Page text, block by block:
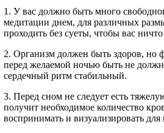
1. У вас должно быть много
медитации днем, для различных
проходить без суеты, чтобы вас
2. Организм должен быть здоров, но
перед желаемой ночью быть не
сердечный ритм стабильный.
3. Перед сном не следует есть
получит необходимое количество
воспринимать и визуализировать для